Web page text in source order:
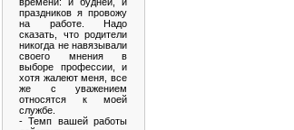
праздников я провожу
на работе. Надо
сказать, что родители
никогда не навязывали
своего мнения в
выборе профессии, и
хотя жалеют меня, все
же с уважением
относятся к моей
службе.
- Темп вашей работы